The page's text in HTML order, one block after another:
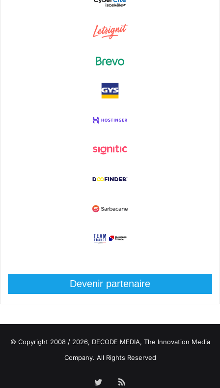
Devenir partenaire
© Copyright 2008 / 2026, DECODE MEDIA, The Innovation Media
Company. All Rights Reserved
TwitterRSS